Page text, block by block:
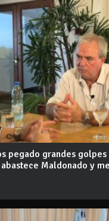
pegado grandes golpes
Maldonado y